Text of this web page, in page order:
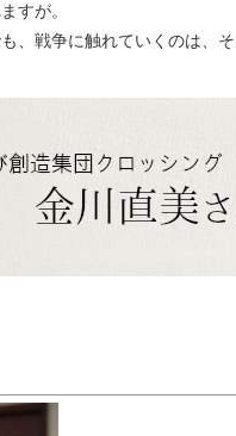
すが。
、戦争に触れていくのは、